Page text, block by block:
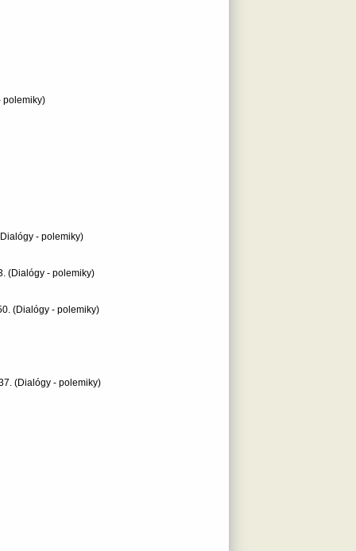
polemiky)
- polemiky)
(Dialógy - polemiky)
(Dialógy - polemiky)
(Dialógy - polemiky)